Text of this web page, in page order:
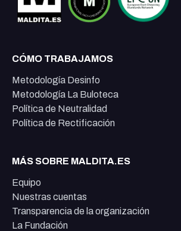
CÓMO TRABAJAMOS
Metodología Desinfo
Metodología La Buloteca
Política de Neutralidad
Política de Rectificación
MÁS SOBRE MALDITA.ES
Equipo
Nuestras cuentas
Transparencia de la organización
La Fundación